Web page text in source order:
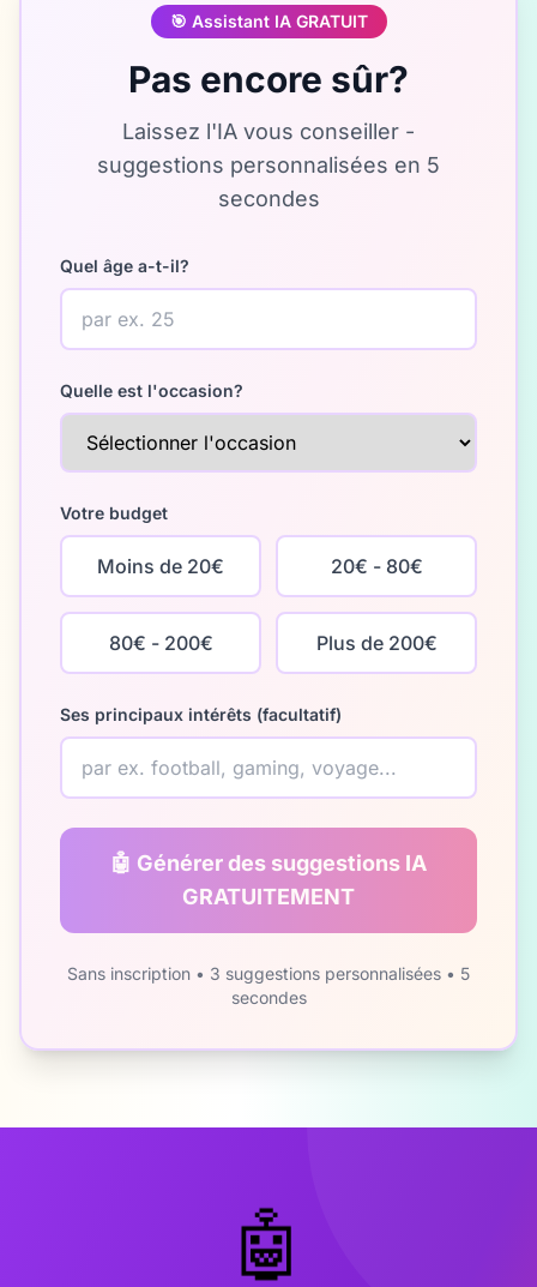
🎯 Assistant IA GRATUIT
Pas encore sûr?
Laissez l'IA vous conseiller -
suggestions personnalisées en 5
secondes
Quel âge a-t-il?
Quelle est l'occasion?
Votre budget
Moins de 20€ 20€ - 80€
80€ - 200€ Plus de 200€
Ses principaux intérêts (facultatif)
🤖 Générer des suggestions IA
GRATUITEMENT
Sans inscription • 3 suggestions personnalisées • 5
secondes
🤖